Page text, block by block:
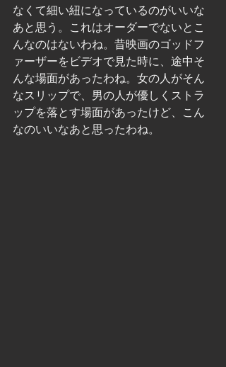
なくて細い紐になっているのがいいな
あと思う。これはオーダーでないとこ
んなのはないわね。昔映画のゴッドフ
ァーザーをビデオで見た時に、途中そ
んな場面があったわね。女の人がそん
なスリップで、男の人が優しくストラ
ップを落とす場面があったけど、こん
なのいいなあと思ったわね。